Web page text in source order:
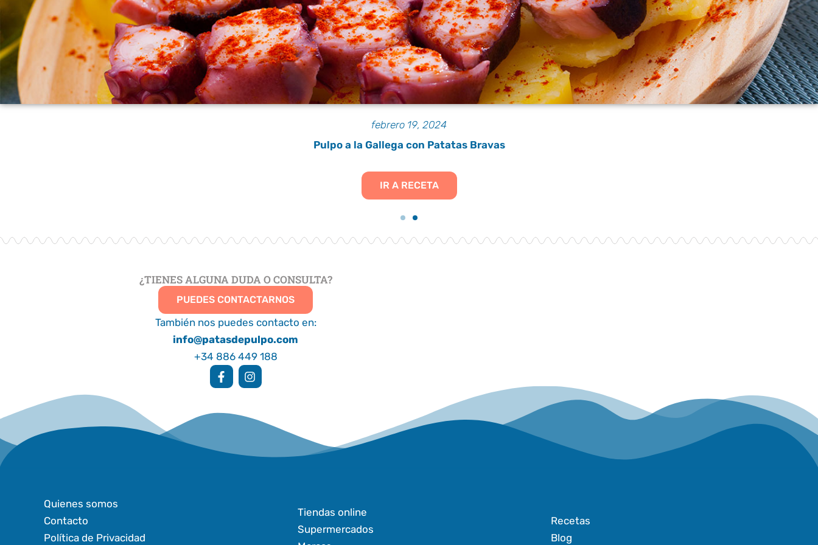
febrero 19, 2024
Pulpo a la Gallega con Patatas Bravas
IR A RECETA
¿TIENES ALGUNA DUDA O CONSULTA?
PUEDES CONTACTARNOS
También nos puedes contacto en:
info@patasdepulpo.com
+34 886 449 188
F
a
b
k
I
n
a
Quienes somos
Contacto
Política de Privacidad
Tiendas online
Supermercados
Recetas
Blog